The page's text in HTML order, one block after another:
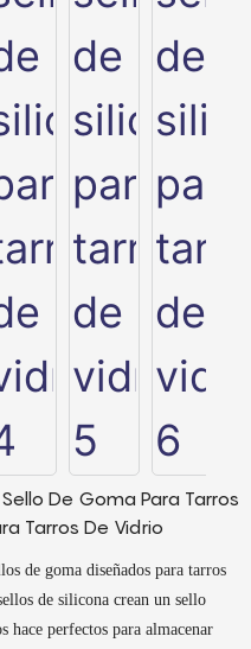
De Goma Para Tarros
Tarros De Vidrio
de goma diseñados para tarros
de silicona crean un sello
hace perfectos para almacenar